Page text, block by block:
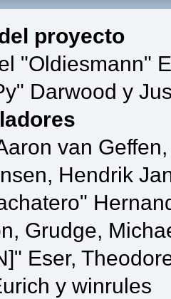
proyecto
"Oldiesmann"
Darwood y
van
Hendrik
Grudge,
Eser,
y winrules